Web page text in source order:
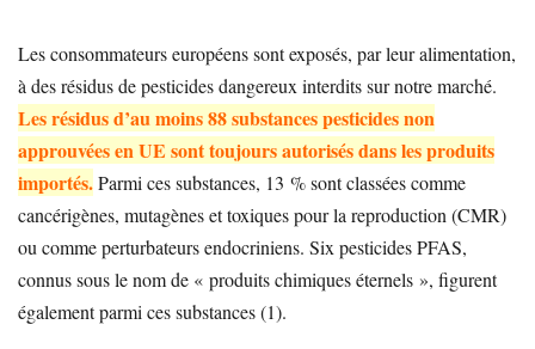
Les consommateurs européens sont exposés, par leur alimentation,
à des résidus de pesticides dangereux interdits sur notre marché.
Les résidus d’au moins 88 substances pesticides non
approuvées en UE sont toujours autorisés dans les produits
importés.Parmi ces substances, 13 % sont classées comme
cancérigènes, mutagènes et toxiques pour la reproduction (CMR)
ou comme perturbateurs endocriniens. Six pesticides PFAS,
connus sous le nom de « produits chimiques éternels », figurent
également parmi ces substances (1).